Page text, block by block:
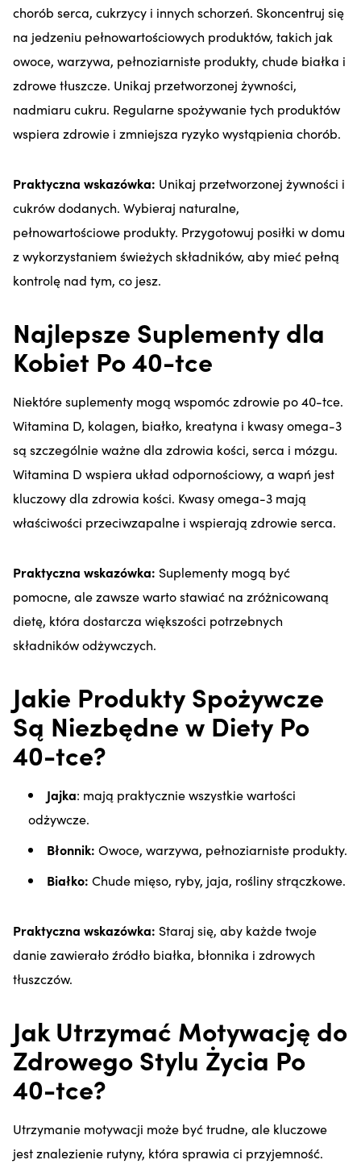
chorób serca, cukrzycy i innych schorzeń. Skoncentruj się
na jedzeniu pełnowartościowych produktów, takich jak
owoce, warzywa, pełnoziarniste produkty, chude białka i
zdrowe tłuszcze. Unikaj przetworzonej żywności,
nadmiaru cukru. Regularne spożywanie tych produktów
wspiera zdrowie i zmniejsza ryzyko wystąpienia chorób.
Praktyczna wskazówka: Unikaj przetworzonej żywności i
cukrów dodanych. Wybieraj naturalne,
pełnowartościowe produkty. Przygotowuj posiłki w domu
z wykorzystaniem świeżych składników, aby mieć pełną
kontrolę nad tym, co jesz.
Najlepsze Suplementy dla
Kobiet Po 40-tce
Niektóre suplementy mogą wspomóc zdrowie po 40-tce.
Witamina D, kolagen, białko, kreatyna i kwasy omega-3
są szczególnie ważne dla zdrowia kości, serca i mózgu.
Witamina D wspiera układ odpornościowy, a wapń jest
kluczowy dla zdrowia kości. Kwasy omega-3 mają
właściwości przeciwzapalne i wspierają zdrowie serca.
Praktyczna wskazówka: Suplementy mogą być
pomocne, ale zawsze warto stawiać na zróżnicowaną
dietę, która dostarcza większości potrzebnych
składników odżywczych.
Jakie Produkty Spożywcze
Są Niezbędne w Diety Po
40-tce?
Jajka: mają praktycznie wszystkie wartości
odżywcze.
Błonnik: Owoce, warzywa, pełnoziarniste produkty.
Białko: Chude mięso, ryby, jaja, rośliny strączkowe.
Praktyczna wskazówka: Staraj się, aby każde twoje
danie zawierało źródło białka, błonnika i zdrowych
tłuszczów.
Jak Utrzymać Motywację do
Zdrowego Stylu Życia Po
40-tce?
Utrzymanie motywacji może być trudne, ale kluczowe
jest znalezienie rutyny, która sprawia ci przyjemność.